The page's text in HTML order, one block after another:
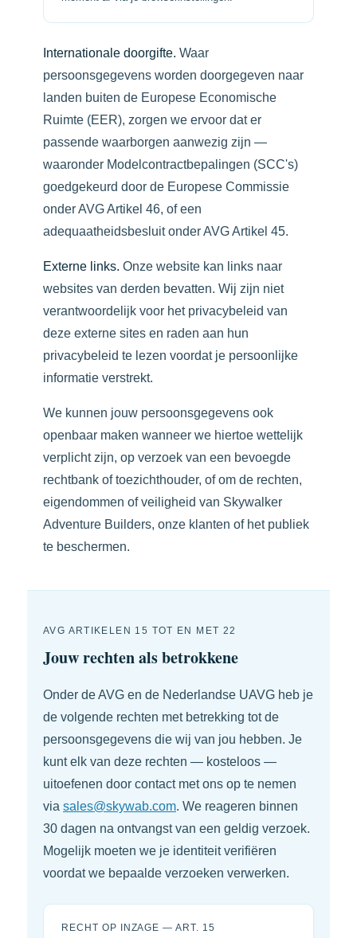
Internationale doorgifte. Waar
persoonsgegevens worden doorgegeven naar
landen buiten de Europese Economische
Ruimte (EER), zorgen we ervoor dat er
passende waarborgen aanwezig zijn —
waaronder Modelcontractbepalingen (SCC's)
goedgekeurd door de Europese Commissie
onder AVG Artikel 46, of een
adequaatheidsbesluit onder AVG Artikel 45.
Externe links. Onze website kan links naar
websites van derden bevatten. Wij zijn niet
verantwoordelijk voor het privacybeleid van
deze externe sites en raden aan hun
privacybeleid te lezen voordat je persoonlijke
informatie verstrekt.
We kunnen jouw persoonsgegevens ook
openbaar maken wanneer we hiertoe wettelijk
verplicht zijn, op verzoek van een bevoegde
rechtbank of toezichthouder, of om de rechten,
eigendommen of veiligheid van Skywalker
Adventure Builders, onze klanten of het publiek
te beschermen.
AVG ARTIKELEN 15 TOT EN MET 22
Jouw rechten als betrokkene
Onder de AVG en de Nederlandse UAVG heb je
de volgende rechten met betrekking tot de
persoonsgegevens die wij van jou hebben. Je
kunt elk van deze rechten — kosteloos —
uitoefenen door contact met ons op te nemen
via sales@skywab.com. We reageren binnen
30 dagen na ontvangst van een geldig verzoek.
Mogelijk moeten we je identiteit verifiëren
voordat we bepaalde verzoeken verwerken.
RECHT OP INZAGE — ART. 15